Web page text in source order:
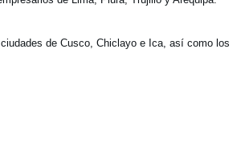
de Cusco, Chiclayo e Ica, así como los